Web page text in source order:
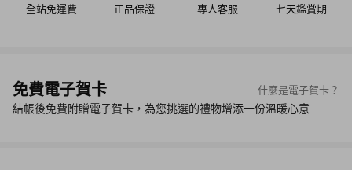
全站免運費 正品保證 專人客服 七天鑑賞期
免費電子賀卡 什麼是電子賀卡？
結帳後免費附贈電子賀卡，為您挑選的禮物增添一份溫暖心意